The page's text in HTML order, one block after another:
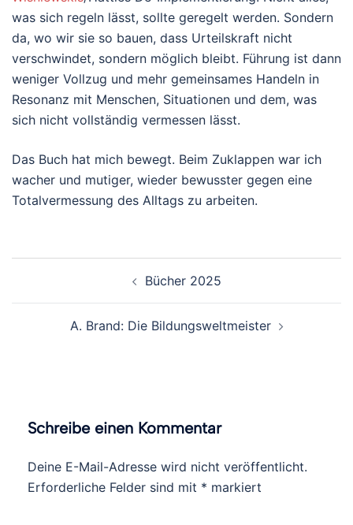
was sich regeln lässt, sollte geregelt werden. Sondern
da, wo wir sie so bauen, dass Urteilskraft nicht
verschwindet, sondern möglich bleibt. Führung ist dann
weniger Vollzug und mehr gemeinsames Handeln in
Resonanz mit Menschen, Situationen und dem, was
sich nicht vollständig vermessen lässt.
Das Buch hat mich bewegt. Beim Zuklappen war ich
wacher und mutiger, wieder bewusster gegen eine
Totalvermessung des Alltags zu arbeiten.
Bücher 2025
A. Brand: Die Bildungsweltmeister
Schreibe einen Kommentar
Deine E-Mail-Adresse wird nicht veröffentlicht.
Erforderliche Felder sind mit * markiert